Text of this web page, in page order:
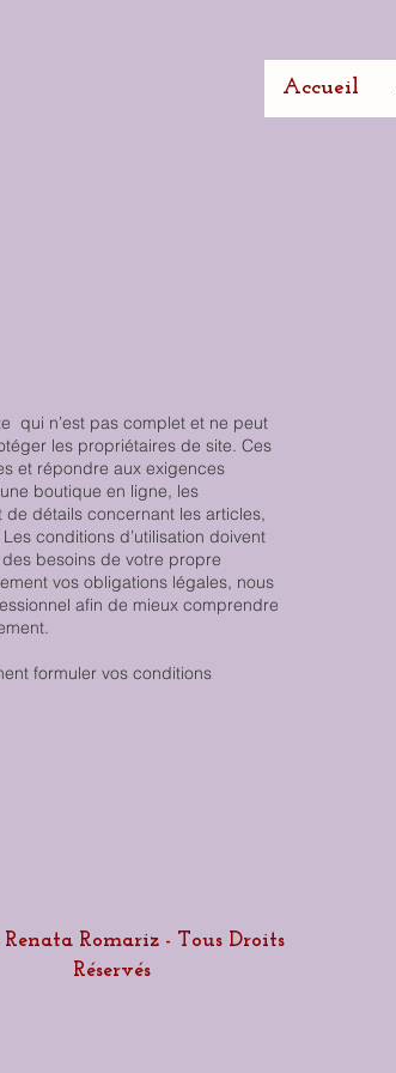
Accueil
qui n’est pas complet et ne peut
les propriétaires de site. Ces
et répondre aux exigences
boutique en ligne, les
de détails concernant les articles,
conditions d’utilisation doivent
besoins de votre propre
vos obligations légales, nous
afin de mieux comprendre
formuler vos conditions
Romariz - Tous Droits
Réservés